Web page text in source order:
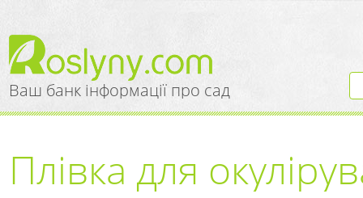
Ваш банк інформації про сад
Плівка для